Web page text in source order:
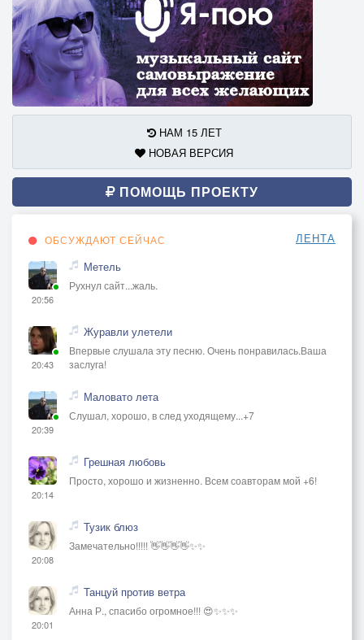
НАМ 15 ЛЕТ
НОВАЯ ВЕРСИЯ
ПОМОЩЬ ПРОЕКТУ
ОБСУЖДАЮТ СЕЙЧАС ЛЕНТА
20:56
Метель
Рухнул сайт...жаль.
20:43
Журавли улетели
Впервые слушала эту песню. Очень понравилась.Ваша
заслуга!
20:39
Маловато лета
Слушал, хорошо, в след уходящему...+7
20:14
Грешная любовь
Просто, хорошо и жизненно. Всем соавторам мой +6!
20:08
Тузик блюз
Замечательно!!!!! 👋👋👋👋✨✨
20:01
Танцуй против ветра
Анна Р., спасибо огромное!!! 😍✨✨✨